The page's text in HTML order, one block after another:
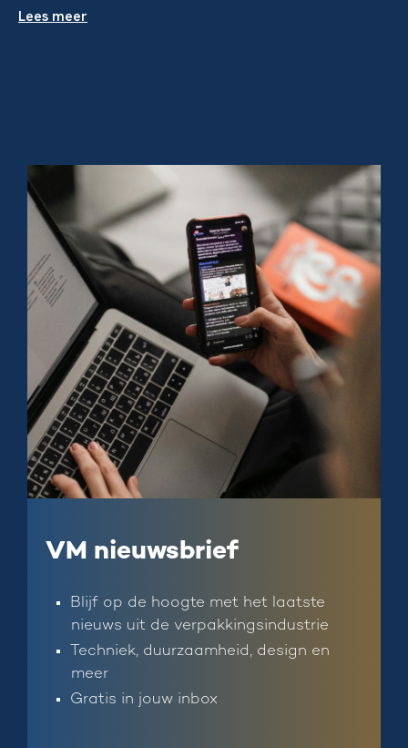
Lees meer
VM nieuwsbrief
Blijf op de hoogte met het laatste
nieuws uit de verpakkingsindustrie
Techniek, duurzaamheid, design en
meer
Gratis in jouw inbox